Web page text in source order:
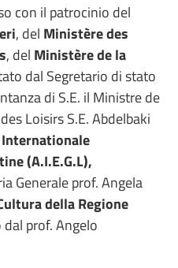
con il patrocinio del
, del Ministère des
, del Ministère de la
dal Segretario di stato
di S.E. il Ministre de
Loisirs S.E. Abdelbaki
(A.I.E.G.L),
Generale prof. Angela
della Regione
prof. Angelo